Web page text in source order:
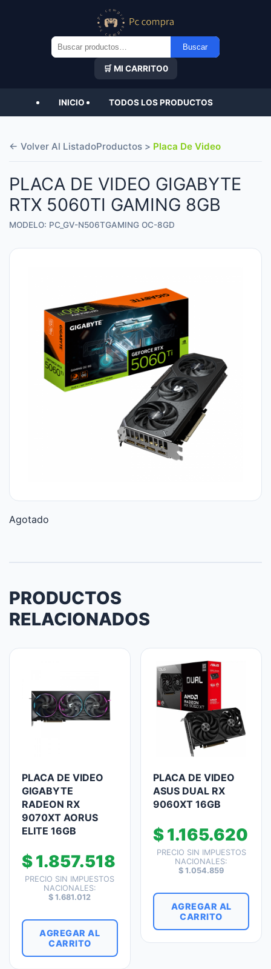
Buscar
por:
Buscar
🛒 MI CARRITO0
INICIO TODOS LOS PRODUCTOS
← Volver Al ListadoProductos > Placa De Video
PLACA DE VIDEO GIGABYTE
RTX 5060TI GAMING 8GB
MODELO: PC_GV-N506TGAMING OC-8GD
Agotado
PRODUCTOS
RELACIONADOS
PLACA DE VIDEO
GIGABYTE
RADEON RX
9070XT AORUS
ELITE 16GB
$1.857.518
PRECIO SIN IMPUESTOS
NACIONALES:
$ 1.681.012
AGREGAR AL
CARRITO
PLACA DE VIDEO
ASUS DUAL RX
9060XT 16GB
$1.165.620
PRECIO SIN IMPUESTOS
NACIONALES:
$ 1.054.859
AGREGAR AL
CARRITO